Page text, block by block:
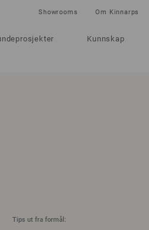
Kunnskap
Showrooms Om Kinnarps
Tips ut fra formål: